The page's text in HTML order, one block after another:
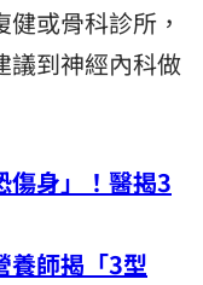
或骨科診所，
議到神經內科做
傷身」！醫揭3
師揭「3型